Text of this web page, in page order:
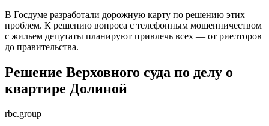
В Госдуме разработали дорожную карту по решению этих
проблем. К решению вопроса с телефонным мошенничеством
с жильем депутаты планируют привлечь всех — от риелторов
до правительства.
Решение Верховного суда по делу о
квартире Долиной
rbc.group